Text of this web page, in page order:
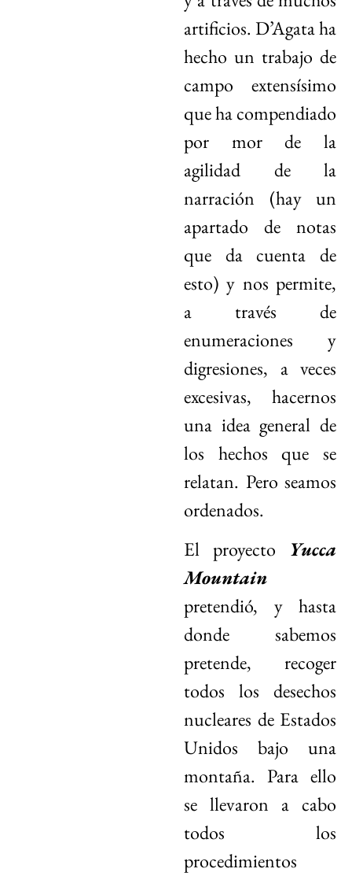
artificios. D’Agata ha
hecho un trabajo de
campo extensísimo
que ha compendiado
por mor de la
agilidad de la
narración (hay un
apartado de notas
que da cuenta de
esto) y nos permite,
a través de
enumeraciones y
digresiones, a veces
excesivas, hacernos
una idea general de
los hechos que se
relatan. Pero seamos
ordenados.
El proyecto Yucca
Mountain
pretendió, y hasta
donde sabemos
pretende, recoger
todos los desechos
nucleares de Estados
Unidos bajo una
montaña. Para ello
se llevaron a cabo
todos los
procedimientos